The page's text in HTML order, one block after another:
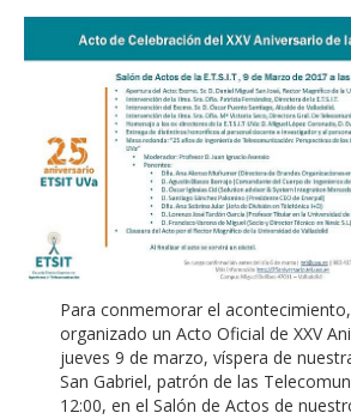
Para conmemorar el
organizado un Acto Oficial de XXV
jueves 9 de marzo, víspera de
San Gabriel, patrón de las
12:00, en el Salón de Actos de